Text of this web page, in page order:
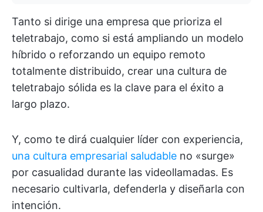
Tanto si dirige una empresa que prioriza el
teletrabajo, como si está ampliando un modelo
híbrido o reforzando un equipo remoto
totalmente distribuido, crear una cultura de
teletrabajo sólida es la clave para el éxito a
largo plazo.
Y, como te dirá cualquier líder con experiencia,
una cultura empresarial saludable no «surge»
por casualidad durante las videollamadas. Es
necesario cultivarla, defenderla y diseñarla con
intención.